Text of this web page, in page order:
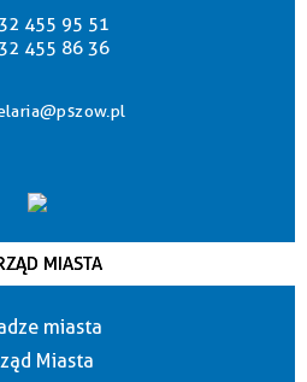
32 455 95 51
32 455 86 36
MIASTA
miasta
Miasta